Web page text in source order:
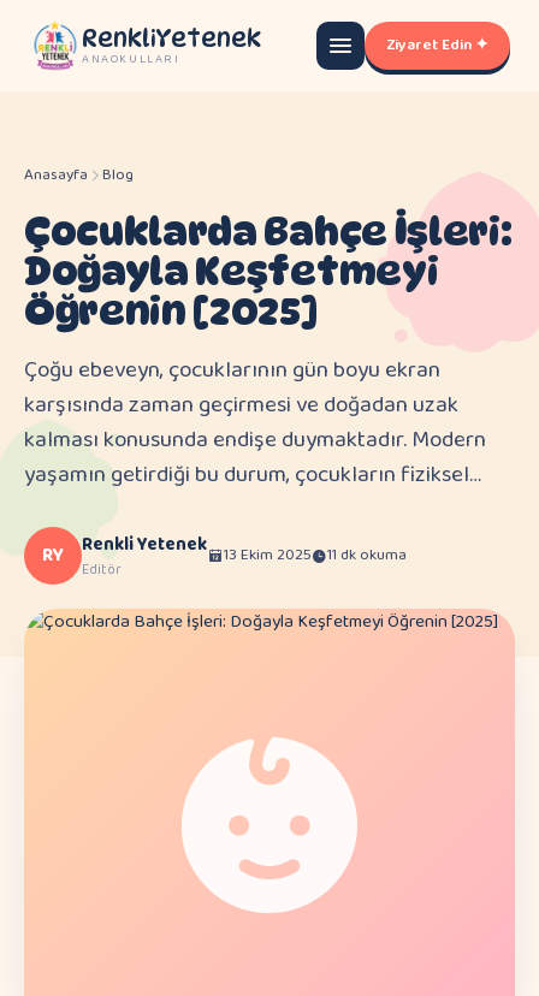
RenkliYetenek
ANAOKULLARI
Ziyaret Edin ✦
Anasayfa Blog
Çocuklarda Bahçe İşleri:
Doğayla Keşfetmeyi
Öğrenin [2025]
Çoğu ebeveyn, çocuklarının gün boyu ekran
karşısında zaman geçirmesi ve doğadan uzak
kalması konusunda endişe duymaktadır. Modern
yaşamın getirdiği bu durum, çocukların fiziksel…
RY Renkli Yetenek
Editör
13 Ekim 2025 11 dk okuma